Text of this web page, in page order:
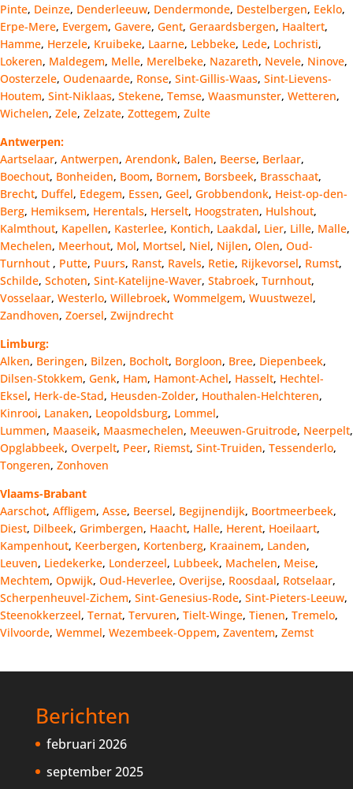
Pinte, Deinze, Denderleeuw, Dendermonde, Destelbergen, Eeklo,
Erpe-Mere, Evergem, Gavere, Gent, Geraardsbergen, Haaltert,
Hamme, Herzele, Kruibeke, Laarne, Lebbeke, Lede, Lochristi,
Lokeren, Maldegem, Melle, Merelbeke, Nazareth, Nevele, Ninove,
Oosterzele, Oudenaarde, Ronse, Sint-Gillis-Waas, Sint-Lievens-
Houtem, Sint-Niklaas, Stekene, Temse, Waasmunster, Wetteren,
Wichelen, Zele, Zelzate, Zottegem, Zulte
Antwerpen:
Aartselaar, Antwerpen, Arendonk, Balen, Beerse, Berlaar,
Boechout, Bonheiden, Boom, Bornem, Borsbeek, Brasschaat,
Brecht, Duffel, Edegem, Essen, Geel, Grobbendonk, Heist-op-den-
Berg, Hemiksem, Herentals, Herselt, Hoogstraten, Hulshout,
Kalmthout, Kapellen, Kasterlee, Kontich, Laakdal, Lier, Lille, Malle,
Mechelen, Meerhout, Mol, Mortsel, Niel, Nijlen, Olen, Oud-
Turnhout , Putte, Puurs, Ranst, Ravels, Retie, Rijkevorsel, Rumst,
Schilde, Schoten, Sint-Katelijne-Waver, Stabroek, Turnhout,
Vosselaar, Westerlo, Willebroek, Wommelgem, Wuustwezel,
Zandhoven, Zoersel, Zwijndrecht
Limburg:
Alken, Beringen, Bilzen, Bocholt, Borgloon, Bree, Diepenbeek,
Dilsen-Stokkem, Genk, Ham, Hamont-Achel, Hasselt, Hechtel-
Eksel, Herk-de-Stad, Heusden-Zolder, Houthalen-Helchteren,
Kinrooi, Lanaken, Leopoldsburg, Lommel,
Lummen, Maaseik, Maasmechelen, Meeuwen-Gruitrode, Neerpelt,
Opglabbeek, Overpelt, Peer, Riemst, Sint-Truiden, Tessenderlo,
Tongeren, Zonhoven
Vlaams-Brabant
Aarschot, Affligem, Asse, Beersel, Begijnendijk, Boortmeerbeek,
Diest, Dilbeek, Grimbergen, Haacht, Halle, Herent, Hoeilaart,
Kampenhout, Keerbergen, Kortenberg, Kraainem, Landen,
Leuven, Liedekerke, Londerzeel, Lubbeek, Machelen, Meise,
Mechtem, Opwijk, Oud-Heverlee, Overijse, Roosdaal, Rotselaar,
Scherpenheuvel-Zichem, Sint-Genesius-Rode, Sint-Pieters-Leeuw,
Steenokkerzeel, Ternat, Tervuren, Tielt-Winge, Tienen, Tremelo,
Vilvoorde, Wemmel, Wezembeek-Oppem, Zaventem, Zemst
Berichten
februari 2026
september 2025